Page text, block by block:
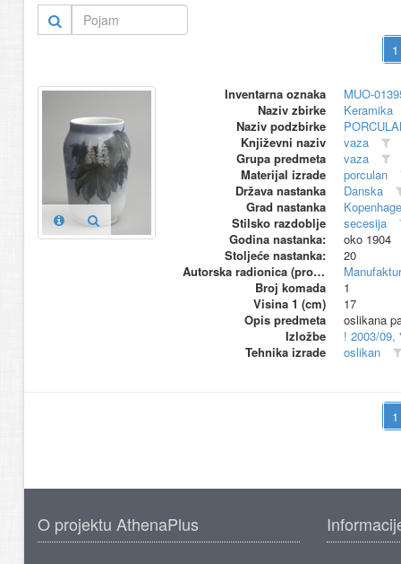
Inventarna oznaka
MUO-
Naziv zbirke
Keramika
Naziv podzbirke
Književni naziv
vaza
Grupa predmeta
vaza
Materijal izrade
porculan
Država nastanka
Danska
Grad nastanka
Stilsko razdoblje
secesija
Godina nastanka:
oko 1904
Stoljeće nastanka:
20
Autorska radionica (proizvođač)
Broj komada
1
Visina 1 (cm)
17
Opis predmeta
oslikana
Izložbe
! 2003/09,
Tehnika izrade
oslikan
O projektu AthenaPlus